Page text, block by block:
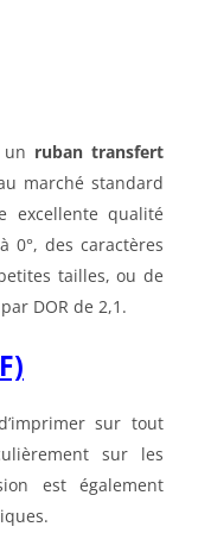
ruban transfert
marché standard
excellente qualité
0°, des caractères
tailles, ou de
DOR de 2,1.
sur tout
sur les
est également